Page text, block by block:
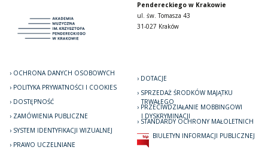
Pendereckiego w Krakowie
ul. św. Tomasza 43
31-027 Kraków
OCHRONA DANYCH OSOBOWYCH
POLITYKA PRYWATNOŚCI I COOKIES
DOSTĘPNOŚĆ
ZAMÓWIENIA PUBLICZNE
SYSTEM IDENTYFIKACJI WIZUALNEJ
PRAWO UCZELNIANE
DOTACJE
SPRZEDAŻ ŚRODKÓW MAJĄTKU
TRWAŁEGO
PRZECIWDZIAŁANIE MOBBINGOWI
I DYSKRYMINACJI
STANDARDY OCHRONY MAŁOLETNICH
BIULETYN INFORMACJI PUBLICZNEJ